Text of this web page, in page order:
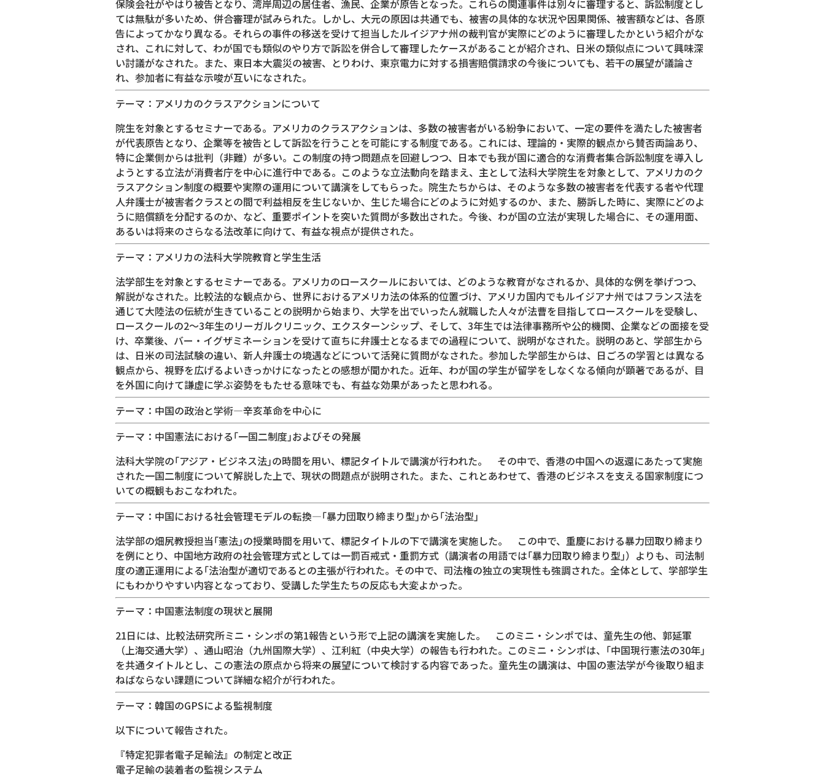
保険会社がやはり被告となり、湾岸周辺の居住者、漁民、企業が原告となった。これらの関連事件は別々に審理すると、訴訟制度とし
ては無駄が多いため、併合審理が試みられた。しかし、大元の原因は共通でも、被害の具体的な状況や因果関係、被害額などは、各原
告によってかなり異なる。それらの事件の移送を受けて担当したルイジアナ州の裁判官が実際にどのように審理したかという紹介がな
され、これに対して、わが国でも類似のやり方で訴訟を併合して審理したケースがあることが紹介され、日米の類似点について興味深
い討議がなされた。また、東日本大震災の被害、とりわけ、東京電力に対する損害賠償請求の今後についても、若干の展望が議論さ
れ、参加者に有益な示唆が互いになされた。
テーマ：アメリカのクラスアクションについて
院生を対象とするセミナーである。アメリカのクラスアクションは、多数の被害者がいる紛争において、一定の要件を満たした被害者
が代表原告となり、企業等を被告として訴訟を行うことを可能にする制度である。これには、理論的・実際的観点から賛否両論あり、
特に企業側からは批判（非難）が多い。この制度の持つ問題点を回避しつつ、日本でも我が国に適合的な消費者集合訴訟制度を導入し
ようとする立法が消費者庁を中心に進行中である。このような立法動向を踏まえ、主として法科大学院生を対象として、アメリカのク
ラスアクション制度の概要や実際の運用について講演をしてもらった。院生たちからは、そのような多数の被害者を代表する者や代理
人弁護士が被害者クラスとの間で利益相反を生じないか、生じた場合にどのように対処するのか、また、勝訴した時に、実際にどのよ
うに賠償額を分配するのか、など、重要ポイントを突いた質問が多数出された。今後、わが国の立法が実現した場合に、その運用面、
あるいは将来のさらなる法改革に向けて、有益な視点が提供された。
テーマ：アメリカの法科大学院教育と学生生活
法学部生を対象とするセミナーである。アメリカのロースクールにおいては、どのような教育がなされるか、具体的な例を挙げつつ、
解説がなされた。比較法的な観点から、世界におけるアメリカ法の体系的位置づけ、アメリカ国内でもルイジアナ州ではフランス法を
通じて大陸法の伝統が生きていることの説明から始まり、大学を出でいったん就職した人々が法曹を目指してロースクールを受験し、
ロースクールの2～3年生のリーガルクリニック、エクスターンシップ、そして、3年生では法律事務所や公的機関、企業などの面接を受
け、卒業後、バー・イグザミネーションを受けて直ちに弁護士となるまでの過程について、説明がなされた。説明のあと、学部生から
は、日米の司法試験の違い、新人弁護士の境遇などについて活発に質問がなされた。参加した学部生からは、日ごろの学習とは異なる
観点から、視野を広げるよいきっかけになったとの感想が聞かれた。近年、わが国の学生が留学をしなくなる傾向が顕著であるが、目
を外国に向けて謙虚に学ぶ姿勢をもたせる意味でも、有益な効果があったと思われる。
テーマ：中国の政治と学術―辛亥革命を中心に
テーマ：中国憲法における｢一国二制度｣およびその発展
法科大学院の｢アジア・ビジネス法｣の時間を用い、標記タイトルで講演が行われた。 その中で、香港の中国への返還にあたって実施
された一国二制度について解説した上で、現状の問題点が説明された。また、これとあわせて、香港のビジネスを支える国家制度につ
いての概観もおこなわれた。
テーマ：中国における社会管理モデルの転換―｢暴力団取り締まり型｣から｢法治型｣
法学部の畑尻教授担当｢憲法｣の授業時間を用いて、標記タイトルの下で講演を実施した。 この中で、重慶における暴力団取り締まり
を例にとり、中国地方政府の社会管理方式としては一罰百戒式・重罰方式（講演者の用語では｢暴力団取り締まり型｣）よりも、司法制
度の適正運用による｢法治型が適切であるとの主張が行われた。その中で、司法権の独立の実現性も強調された。全体として、学部学生
にもわかりやすい内容となっており、受講した学生たちの反応も大変よかった。
テーマ：中国憲法制度の現状と展開
21日には、比較法研究所ミニ・シンポの第1報告という形で上記の講演を実施した。 このミニ・シンポでは、童先生の他、郭延軍
（上海交通大学）、通山昭治（九州国際大学）、江利紅（中央大学）の報告も行われた。このミニ・シンポは、｢中国現行憲法の30年｣
を共通タイトルとし、この憲法の原点から将来の展望について検討する内容であった。童先生の講演は、中国の憲法学が今後取り組ま
ねばならない課題について詳細な紹介が行われた。
テーマ：韓国のGPSによる監視制度
以下について報告された。
『特定犯罪者電子足輸法』の制定と改正
電子足輸の装着者の監視システム